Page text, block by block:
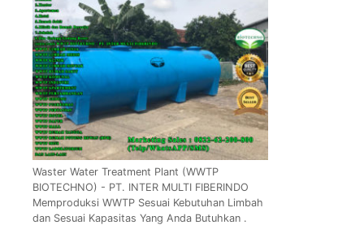
Waster Water Treatment Plant (WWTP
BIOTECHNO) - PT. INTER MULTI FIBERINDO
Memproduksi WWTP Sesuai Kebutuhan Limbah
dan Sesuai Kapasitas Yang Anda Butuhkan .